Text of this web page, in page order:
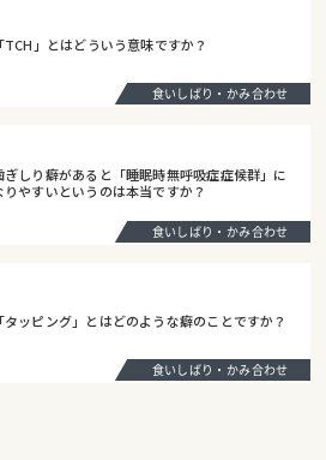
「TCH」とはどういう意味ですか？
食いしばり・かみ合わせ
ぎしり癖があると「睡眠時無呼吸症症候群」に
りやすいというのは本当ですか？
食いしばり・かみ合わせ
「タッピング」とはどのような癖のことですか？
食いしばり・かみ合わせ